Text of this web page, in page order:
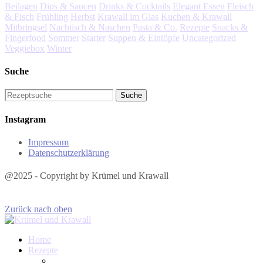
Beilagen Dips & Saucen Drinks & Cocktails Elegant Essen Fleisch
& Fisch Frühling Herbst Krawall im Glas Kuchen & Krawall
Mitbringsel Nachtisch & Naschen Pasta & Co. Rezepte Snacks &
Fingerfood Sommer Starter Suppen & Eintöpfe Uncategorized
Veggiebox Winter
Suche
Instagram
Impressum
Datenschutzerklärung
@2025 - Copyright by Krümel und Krawall
Zurück nach oben
Home
Rezepte